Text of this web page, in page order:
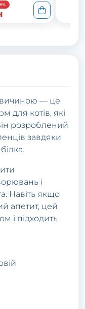
— це
для котів, які
розроблений
завдяки
і
Навіть якщо
апетит, цей
і підходить